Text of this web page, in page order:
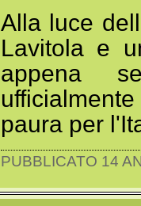
Alla luce
Lavitola e
appena
paura per
PUBBLICATO 14